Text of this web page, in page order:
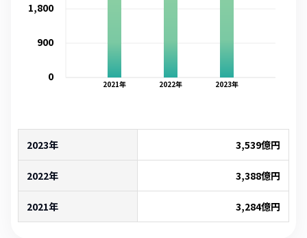
2021年 2022年 2023年
0
900
1,800
2023年 3,539億円
2022年 3,388億円
2021年 3,284億円